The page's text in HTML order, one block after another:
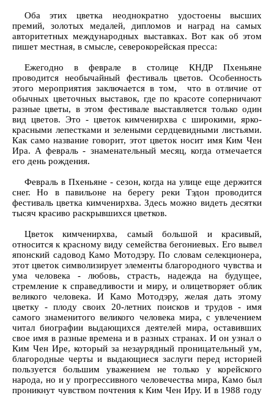
Оба этих цветка неоднократно удостоены высших
премий, золотых медалей, дипломов и наград на самых
авторитетных международных выставках. Вот как об этом
пишет местная, в смысле, северокорейская пресса:
Ежегодно в феврале в столице КНДР Пхеньяне
проводится необычайный фестиваль цветов. Особенность
этого мероприятия заключается в том, что в отличие от
обычных цветочных выставок, где по красоте соперничают
разные цветы, в этом фестивале выставляется только один
вид цветов. Это - цветок кимченирхва с широкими, ярко-
красными лепестками и зелеными сердцевидными листьями.
Как само название говорит, этот цветок носит имя Ким Чен
Ира. А февраль - знаменательный месяц, когда отмечается
его день рождения.
Февраль в Пхеньяне - сезон, когда на улице еще держится
снег. Но в павильоне на берегу реки Тэдон проводится
фестиваль цветка кимченирхва. Здесь можно видеть десятки
тысяч красиво раскрывшихся цветков.
Цветок кимченирхва, самый большой и красивый,
относится к красному виду семейства бегониевых. Его вывел
японский садовод Камо Мотодэру. По словам селекционера,
этот цветок символизирует элементы благородного чувства и
ума человека - любовь, страсть, надежда на будущее,
стремление к справедливости и миру, и олицетворяет облик
великого человека. И Камо Мотодэру, желая дать этому
цветку - плоду своих 20-летних поисков и трудов - имя
самого знаменитого великого человека мира, с увлечением
читал биографии выдающихся деятелей мира, оставивших
свое имя в разные времена и в разных странах. И он узнал о
Ким Чен Ире, который за незаурядный проницательный ум,
благородные черты и выдающиеся заслуги перед историей
пользуется большим уважением не только у корейского
народа, но и у прогрессивного человечества мира, Камо был
проникнут чувством почтения к Ким Чен Иру. И в 1988 году